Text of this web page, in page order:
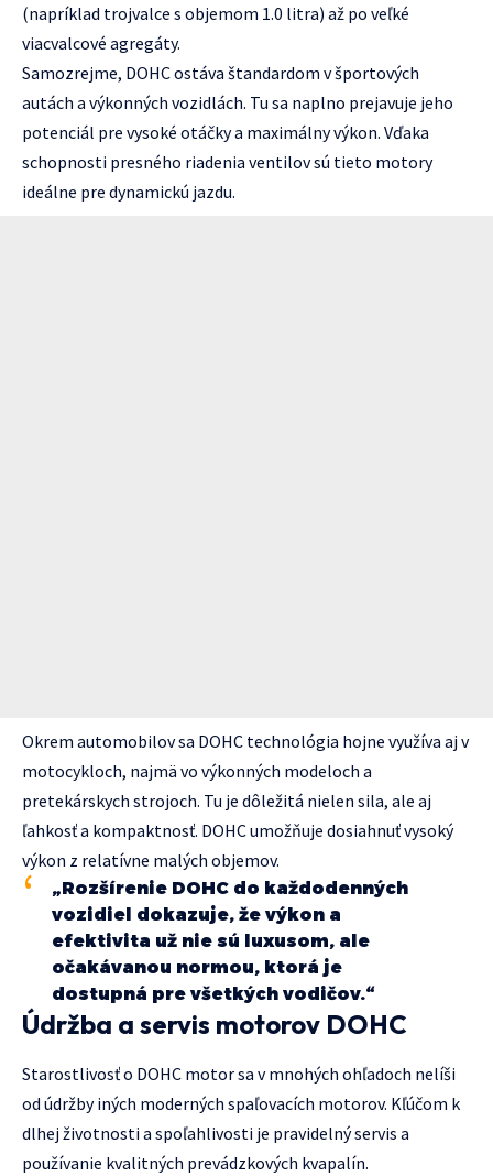
(napríklad trojvalce s objemom 1.0 litra) až po veľké
viacvalcové agregáty.
Samozrejme, DOHC ostáva štandardom v športových
autách a výkonných vozidlách. Tu sa naplno prejavuje jeho
potenciál pre vysoké otáčky a maximálny výkon. Vďaka
schopnosti presného riadenia ventilov sú tieto motory
ideálne pre dynamickú jazdu.
Okrem automobilov sa DOHC technológia hojne využíva aj v
motocykloch, najmä vo výkonných modeloch a
pretekárskych strojoch. Tu je dôležitá nielen sila, ale aj
ľahkosť a kompaktnosť. DOHC umožňuje dosiahnuť vysoký
výkon z relatívne malých objemov.
„Rozšírenie DOHC do každodenných
vozidiel dokazuje, že výkon a
efektivita už nie sú luxusom, ale
očakávanou normou, ktorá je
dostupná pre všetkých vodičov.“
Údržba a servis motorov DOHC
Starostlivosť o DOHC motor sa v mnohých ohľadoch nelíši
od údržby iných moderných spaľovacích motorov. Kľúčom k
dlhej životnosti a spoľahlivosti je pravidelný servis a
používanie kvalitných prevádzkových kvapalín.